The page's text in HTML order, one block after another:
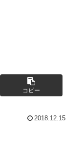
コピー
2018.12.15